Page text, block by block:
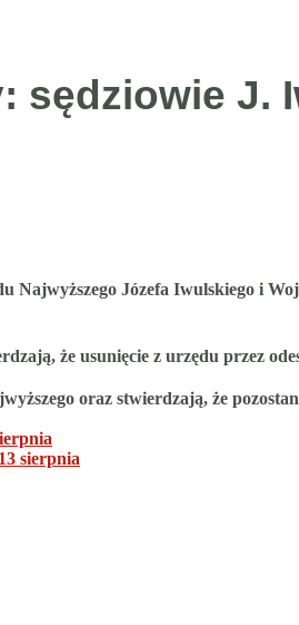
sędziowie J.
Najwyższego Józefa Iwulskiego i
że usunięcie z urzędu przez
oraz stwierdzają, że
sierpnia